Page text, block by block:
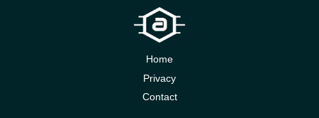
Home
Privacy
Contact